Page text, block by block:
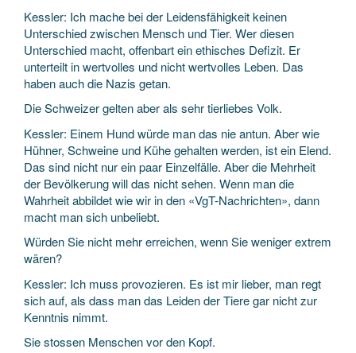
Kessler: Ich mache bei der Leidensfähigkeit keinen
Unterschied zwischen Mensch und Tier. Wer diesen
Unterschied macht, offenbart ein ethisches Defizit. Er
unterteilt in wertvolles und nicht wertvolles Leben. Das
haben auch die Nazis getan.
Die Schweizer gelten aber als sehr tierliebes Volk.
Kessler: Einem Hund würde man das nie antun. Aber wie
Hühner, Schweine und Kühe gehalten werden, ist ein Elend.
Das sind nicht nur ein paar Einzelfälle. Aber die Mehrheit
der Bevölkerung will das nicht sehen. Wenn man die
Wahrheit abbildet wie wir in den «VgT-Nachrichten», dann
macht man sich unbeliebt.
Würden Sie nicht mehr erreichen, wenn Sie weniger extrem
wären?
Kessler: Ich muss provozieren. Es ist mir lieber, man regt
sich auf, als dass man das Leiden der Tiere gar nicht zur
Kenntnis nimmt.
Sie stossen Menschen vor den Kopf.